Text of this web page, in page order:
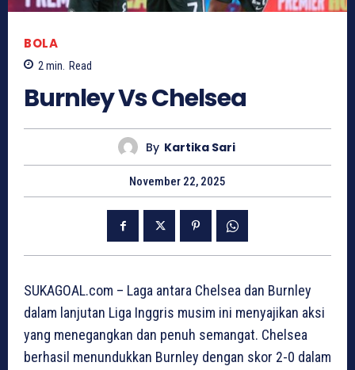
BOLA
2min. Read
Burnley Vs Chelsea
By Kartika Sari
November 22, 2025
SUKAGOAL.com – Laga antara Chelsea dan Burnley
dalam lanjutan Liga Inggris musim ini menyajikan aksi
yang menegangkan dan penuh semangat. Chelsea
berhasil menundukkan Burnley dengan skor 2-0 dalam